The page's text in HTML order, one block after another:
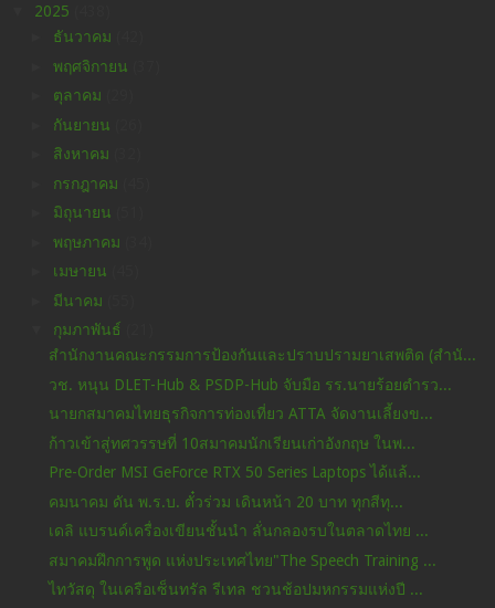
2025
ธันวาคม
พฤศจิกายน
ตุลาคม
กันยายน
สิงหาคม
กรกฎาคม
มิถุนายน
พฤษภาคม
เมษายน
มีนาคม
กุมภาพันธ์
สำนักงานคณะกรรมการป้องกันและปราบปรามยาเสพติด (สำนั...
วช. หนุน DLET-Hub & PSDP-Hub จับมือ รร.นายร้อยตำรว...
นายกสมาคมไทยธุรกิจการท่องเที่ยว ATTA จัดงานเลี้ยงข...
ก้าวเข้าสู่ทศวรรษที่ 10สมาคมนักเรียนเก่าอังกฤษ ในพ...
Pre-Order MSI GeForce RTX 50 Series Laptops ได้แล้...
คมนาคม ดัน พ.ร.บ. ตั๋วร่วม เดินหน้า 20 บาท ทุกสีทุ...
เดลิ แบรนด์เครื่องเขียนชั้นนำ ลั่นกลองรบในตลาดไทย ...
สมาคมฝึกการพูด แห่งประเทศไทย"The Speech Training ...
ไทวัสดุ ในเครือเซ็นทรัล รีเทล ชวนช้อปมหกรรมแห่งปี ...